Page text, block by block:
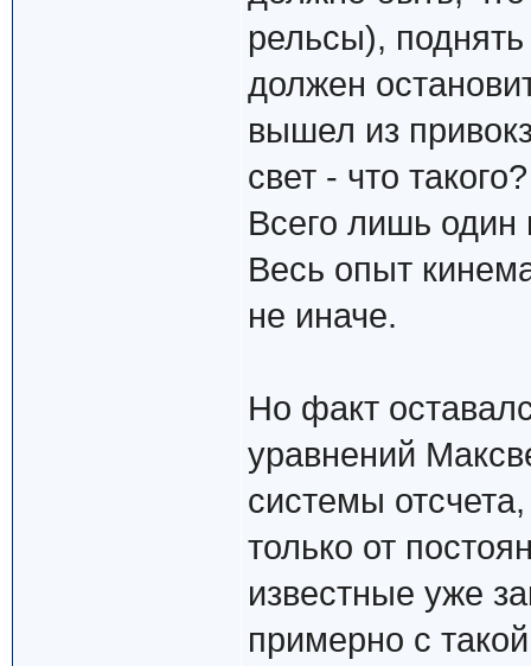
рельсы),
должен
вышел из
свет - что
Всего лишь один
Весь опыт
не иначе.
Но факт
уравнений
системы
только от
известные уже
примерно с